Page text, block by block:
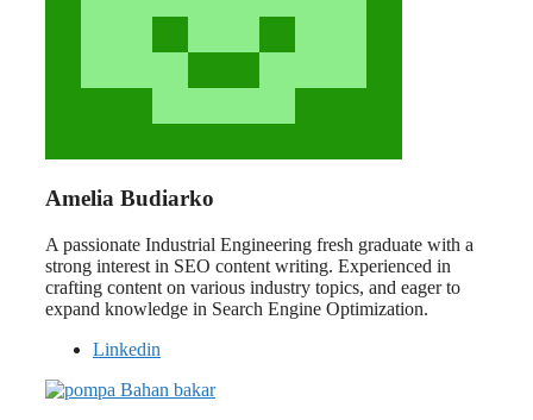
Amelia Budiarko
A passionate Industrial Engineering fresh graduate with a
strong interest in SEO content writing. Experienced in
crafting content on various industry topics, and eager to
expand knowledge in Search Engine Optimization.
Linkedin